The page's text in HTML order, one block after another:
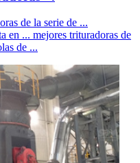
de la serie de ...
en ... mejores trituradoras de
de ...